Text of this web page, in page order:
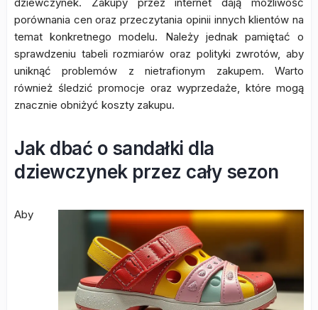
porównania cen oraz przeczytania opinii innych klientów na
temat konkretnego modelu. Należy jednak pamiętać o
sprawdzeniu tabeli rozmiarów oraz polityki zwrotów, aby
uniknąć problemów z nietrafionym zakupem. Warto
również śledzić promocje oraz wyprzedaże, które mogą
znacznie obniżyć koszty zakupu.
Jak dbać o sandałki dla
dziewczynek przez cały sezon
Aby